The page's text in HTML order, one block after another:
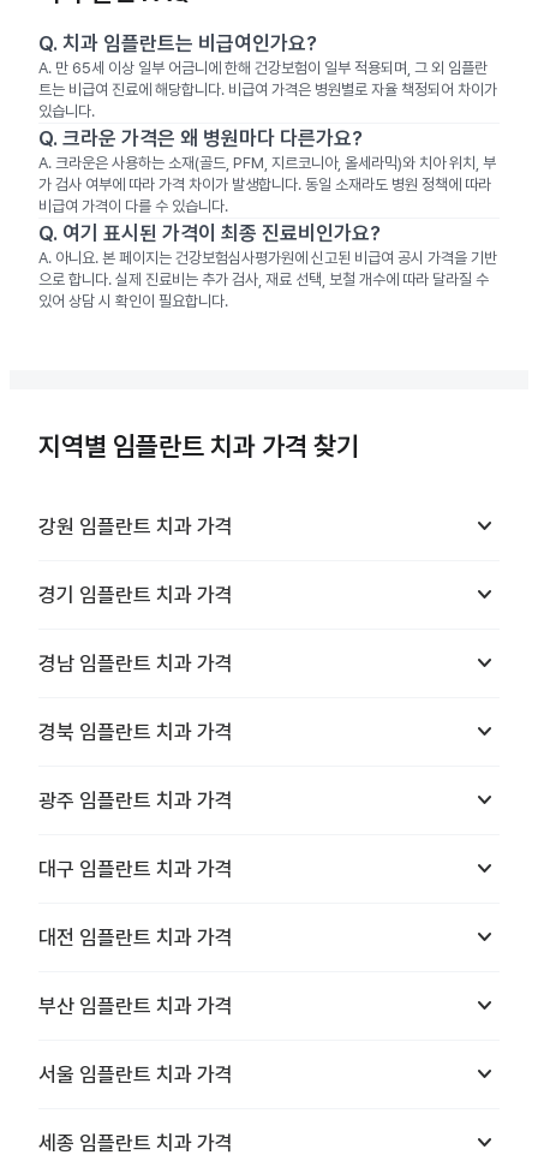
Q. 치과 임플란트는 비급여인가요?
A. 만 65세 이상 일부 어금니에 한해 건강보험이 일부 적용되며, 그 외 임플란
트는 비급여 진료에 해당합니다. 비급여 가격은 병원별로 자율 책정되어 차이가
있습니다.
Q. 크라운 가격은 왜 병원마다 다른가요?
A. 크라운은 사용하는 소재(골드, PFM, 지르코니아, 올세라믹)와 치아 위치, 부
가 검사 여부에 따라 가격 차이가 발생합니다. 동일 소재라도 병원 정책에 따라
비급여 가격이 다를 수 있습니다.
Q. 여기 표시된 가격이 최종 진료비인가요?
A. 아니요. 본 페이지는 건강보험심사평가원에 신고된 비급여 공시 가격을 기반
으로 합니다. 실제 진료비는 추가 검사, 재료 선택, 보철 개수에 따라 달라질 수
있어 상담 시 확인이 필요합니다.
지역별 임플란트 치과 가격 찾기
강원 임플란트 치과 가격 keyboard_arrow_down
경기 임플란트 치과 가격 keyboard_arrow_down
경남 임플란트 치과 가격 keyboard_arrow_down
경북 임플란트 치과 가격 keyboard_arrow_down
광주 임플란트 치과 가격 keyboard_arrow_down
대구 임플란트 치과 가격 keyboard_arrow_down
대전 임플란트 치과 가격 keyboard_arrow_down
부산 임플란트 치과 가격 keyboard_arrow_down
서울 임플란트 치과 가격 keyboard_arrow_down
세종 임플란트 치과 가격 keyboard_arrow_down